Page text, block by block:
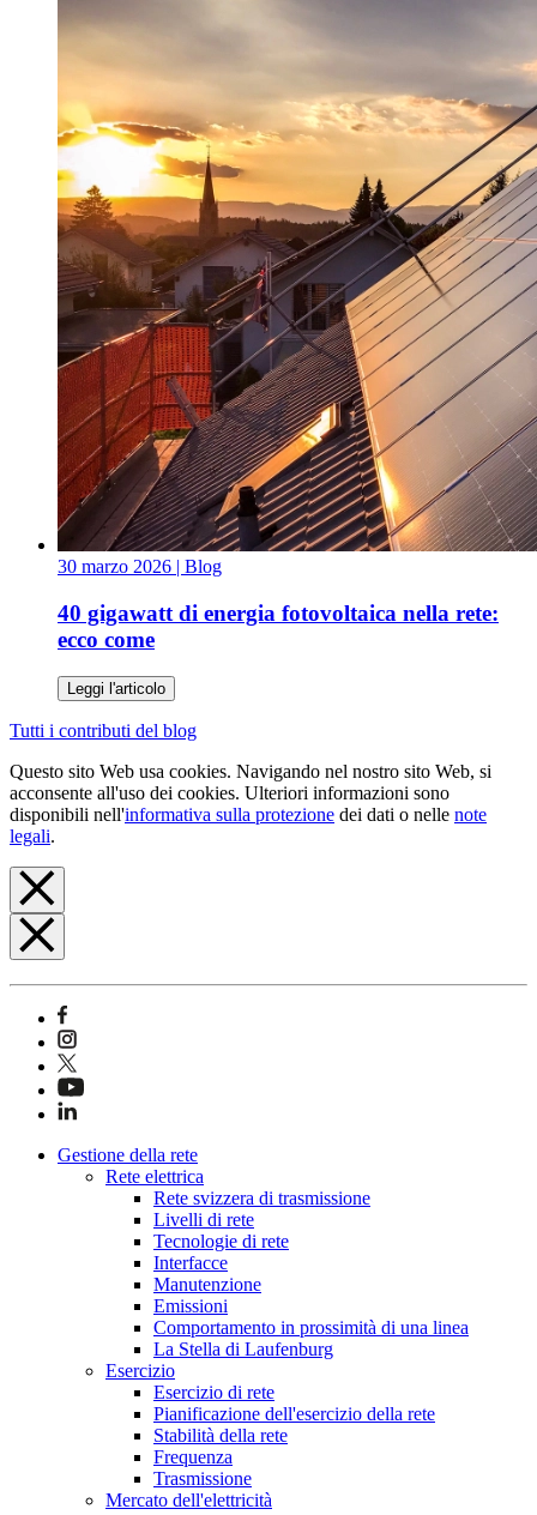
30 marzo 2026 | Blog
40 gigawatt di energia fotovoltaica nella rete:
ecco come
Leggi l'articolo
Tutti i contributi del blog
Questo sito Web usa cookies. Navigando nel nostro sito Web, si
acconsente all'uso dei cookies. Ulteriori informazioni sono
disponibili nell'informativa sulla protezione dei dati o nelle note
legali.
Gestione della rete
Rete elettrica
Rete svizzera di trasmissione
Livelli di rete
Tecnologie di rete
Interfacce
Manutenzione
Emissioni
Comportamento in prossimità di una linea
La Stella di Laufenburg
Esercizio
Esercizio di rete
Pianificazione dell'esercizio della rete
Stabilità della rete
Frequenza
Trasmissione
Mercato dell'elettricità